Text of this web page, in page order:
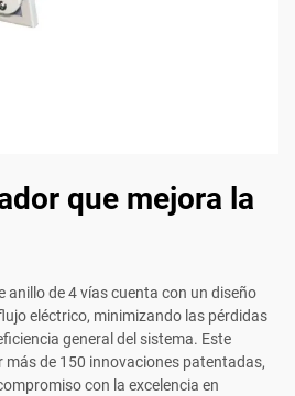
que mejora la
anillo de 4 vías cuenta con un diseño
eléctrico, minimizando las pérdidas
general del sistema. Este
de 150 innovaciones patentadas,
con la excelencia en